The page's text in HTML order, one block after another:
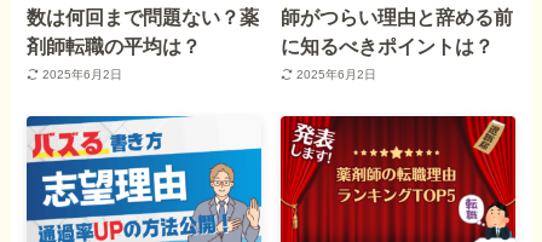
数は何回まで問題ない？薬
剤師転職の平均は？
2025年6月2日
師がつらい理由と辞める前
に知るべきポイントは？
2025年6月2日